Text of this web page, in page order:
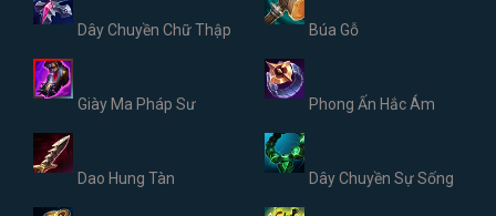
Dây Chuyền Chữ Thập Búa Gỗ
Giày Ma Pháp Sư Phong Ấn Hắc Ám
Dao Hung Tàn Dây Chuyền Sự Sống